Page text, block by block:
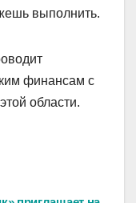
выполнить.
финансам с
области.